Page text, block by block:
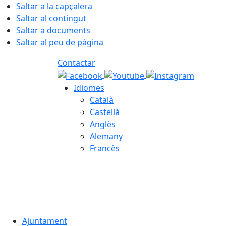
Saltar a la capçalera
Saltar al contingut
Saltar a documents
Saltar al peu de pàgina
Contactar
Idiomes
Català
Castellà
Anglès
Alemany
Francès
Ajuntament